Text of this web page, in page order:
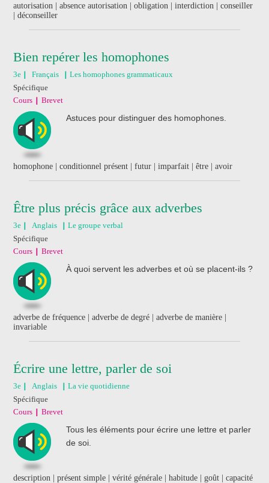
autorisation | absence autorisation | obligation | interdiction | conseiller
| déconseiller
Bien repérer les homophones
3e Français
Les homophones grammaticaux
Spécifique
Cours
Brevet
Astuces pour distinguer des homophones.
homophone | conditionnel présent | futur | imparfait | être | avoir
Être plus précis grâce aux adverbes
3e Anglais
Le groupe verbal
Spécifique
Cours
Brevet
À quoi servent les adverbes et où se placent-ils ?
adverbe de fréquence | adverbe de degré | adverbe de manière |
invariable
Écrire une lettre, parler de soi
3e Anglais
La vie quotidienne
Spécifique
Cours
Brevet
Tous les éléments pour écrire une lettre et parler
de soi.
description | présent simple | vérité générale | habitude | goût | capacité